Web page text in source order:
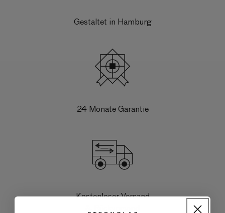
Gestaltet in Hamburg
24 Monate Garantie
Kostenloser Versand